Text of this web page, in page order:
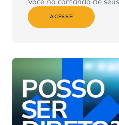
ACESSE